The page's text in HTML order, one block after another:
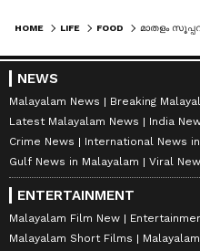
HOME LIFE FOOD
NEWS
Malayalam News
Breaking
Latest Malayalam News
India
Crime News
International News
Gulf News in Malayalam
Viral
ENTERTAINMENT
Malayalam Film New
Malayalam Short Films